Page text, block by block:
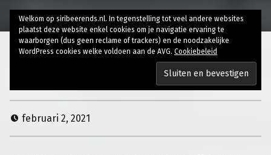
februari 2, 2021
Welkom op siribeerends.nl. In tegenstelling tot veel andere websites
plaatst deze website enkel cookies om je navigatie ervaring te
waarborgen (dus geen reclame of trackers) en de noodzakelijke
WordPress cookies welke voldoen aan de AVG. Cookiebeleid